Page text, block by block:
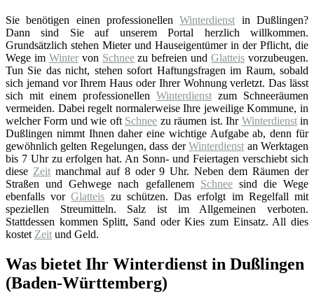
Sie benötigen einen professionellenWinterdienst in Dußlingen?
Dann sind Sie auf unserem Portal herzlich willkommen.
Grundsätzlich stehen Mieter und Hauseigentümer in der Pflicht, die
Wege im Wintervon Schneezu befreien undGlatteis vorzubeugen.
Tun Sie das nicht, stehen sofort Haftungsfragen im Raum, sobald
sich jemand vor Ihrem Haus oder Ihrer Wohnung verletzt. Das lässt
sich mit einem professionellen Winterdienstzum Schneeräumen
vermeiden. Dabei regelt normalerweise Ihre jeweilige Kommune, in
welcher Form und wie oft Schnee zu räumen ist. Ihr Winterdienstin
Dußlingen nimmt Ihnen daher eine wichtige Aufgabe ab, denn für
gewöhnlich gelten Regelungen, dass derWinterdienst an Werktagen
bis 7 Uhr zu erfolgen hat. An Sonn- und Feiertagen verschiebt sich
diese Zeitmanchmal auf 8 oder 9 Uhr. Neben dem Räumen der
Straßen und Gehwege nach gefallenem Schneesind die Wege
ebenfalls vorGlatteis zu schützen. Das erfolgt im Regelfall mit
speziellen Streumitteln. Salz ist im Allgemeinen verboten.
Stattdessen kommen Splitt, Sand oder Kies zum Einsatz. All dies
kostet Zeit und Geld.
Was bietet Ihr Winterdienst in Dußlingen
(Baden-Württemberg)